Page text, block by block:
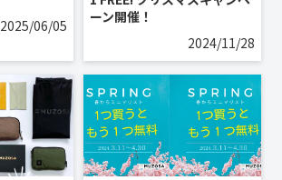
2025/06/05
ーン開催！
2024/11/28